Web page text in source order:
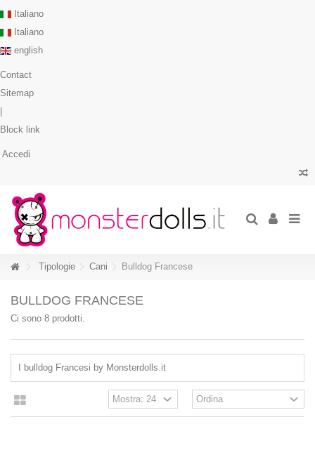
Italiano
Italiano
english
Contact
Sitemap
Block link
Accedi
Tipologie Cani Bulldog Francese
BULLDOG FRANCESE
Ci sono 8 prodotti.
I bulldog Francesi by Monsterdolls.it